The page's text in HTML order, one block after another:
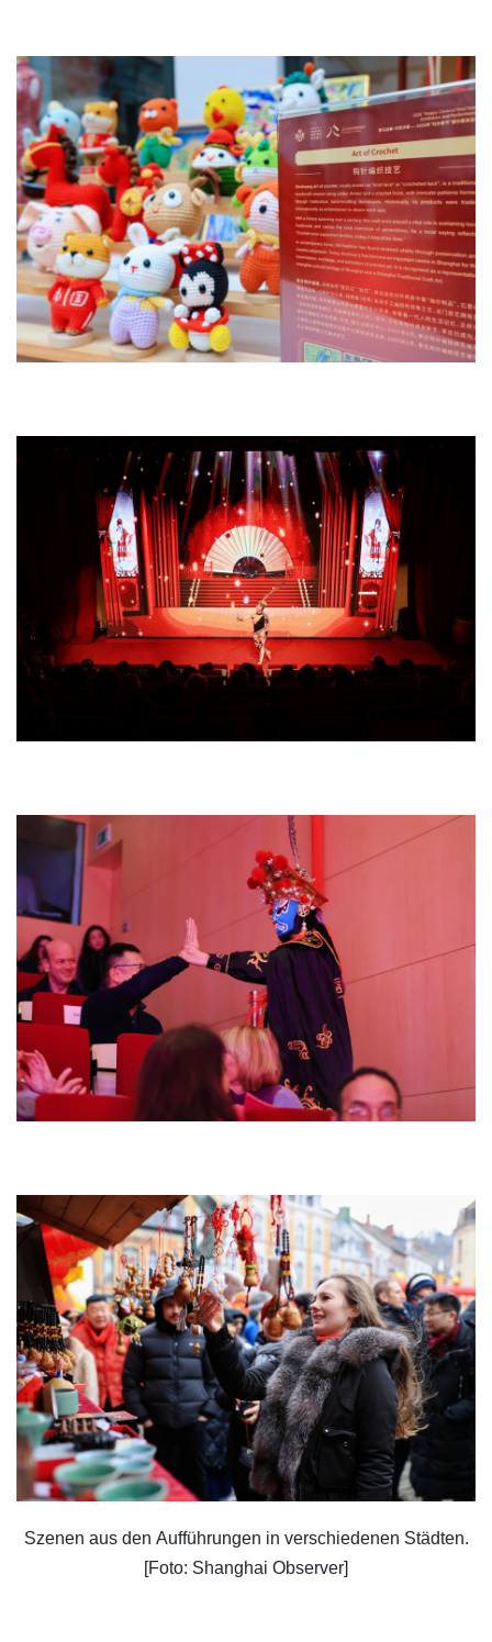
​Szenen aus den Aufführungen in verschiedenen Städten.
[Foto: Shanghai Observer]